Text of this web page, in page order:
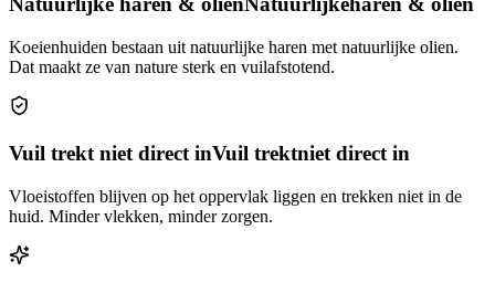
Koeienhuiden bestaan uit natuurlijke haren met natuurlijke olien.
Dat maakt ze van nature sterk en vuilafstotend.
Vuil trekt niet direct inVuil trektniet direct in
Vloeistoffen blijven op het oppervlak liggen en trekken niet in de
huid. Minder vlekken, minder zorgen.